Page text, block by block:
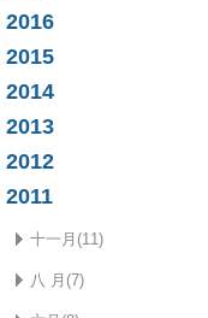
2016
2015
2014
2013
2012
2011
十一月(11)
八 月(7)